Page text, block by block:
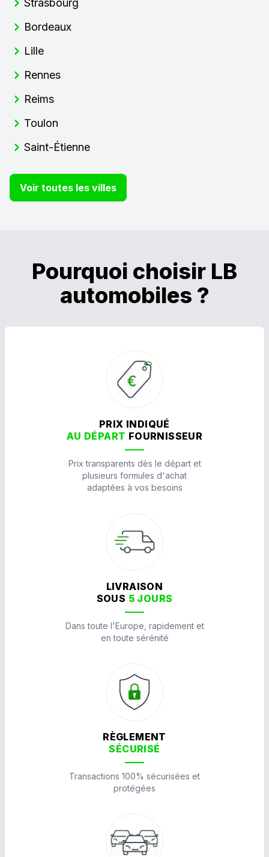
Bordeaux
Lille
Rennes
Reims
Toulon
Saint-Étienne
Voir toutes les villes
Pourquoi choisir LB
automobiles ?
PRIX INDIQUÉ
AU DÉPART FOURNISSEUR
Prix transparents dès le départ et
plusieurs formules d'achat
adaptées à vos besoins
LIVRAISON
SOUS 5 JOURS
Dans toute l'Europe, rapidement et
en toute sérénité
RÈGLEMENT
SÉCURISÉ
Transactions 100% sécurisées et
protégées